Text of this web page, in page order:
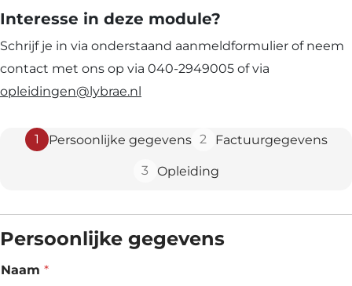
Interesse in deze module?
Schrijf je in via onderstaand aanmeldformulier of neem
contact met ons op via 040-2949005 of via
opleidingen@lybrae.nl
1 Persoonlijke gegevens 2 Factuurgegevens
3 Opleiding
Persoonlijke gegevens
Naam *